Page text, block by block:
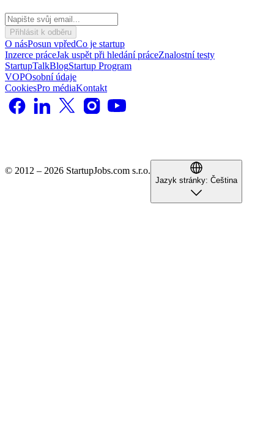
Přihlásit k odběru
O násPosun vpředCo je startup
Inzerce práceJak uspět při hledání práceZnalostní testy
StartupTalkBlogStartup Program
VOPOsobní údaje
CookiesPro médiaKontakt
© 2012 – 2026 StartupJobs.com s.r.o.
Jazyk stránky: Čeština